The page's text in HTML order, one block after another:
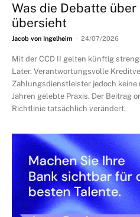
Was die Debatte über
übersieht
Jacob von Ingelheim - 24/07/2026
Mit der CCD II gelten künftig
Later. Verantwortungsvolle
Zahlungsdienstleister jedoch
Jahren gelebte Praxis. Der Beitrag
Richtlinie tatsächlich verändert.